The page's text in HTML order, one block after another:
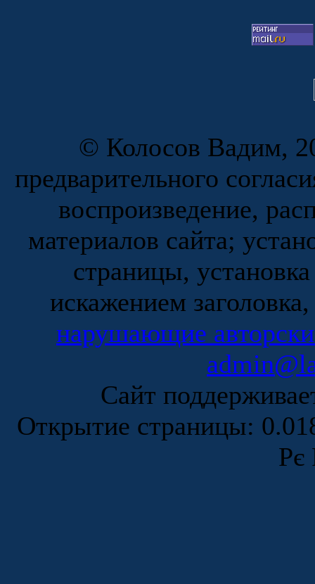
© Колосов Вадим,
предварительного
воспроизведение,
материалов сайта;
страницы,
искажением
нарушающие
Сайт
Открытие страницы:
Рє